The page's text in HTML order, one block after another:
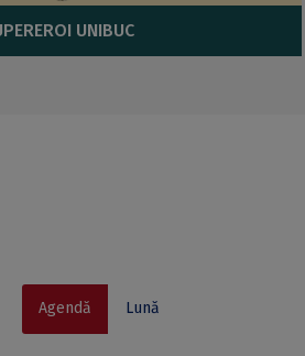
UNIBUC
Agendă Lună